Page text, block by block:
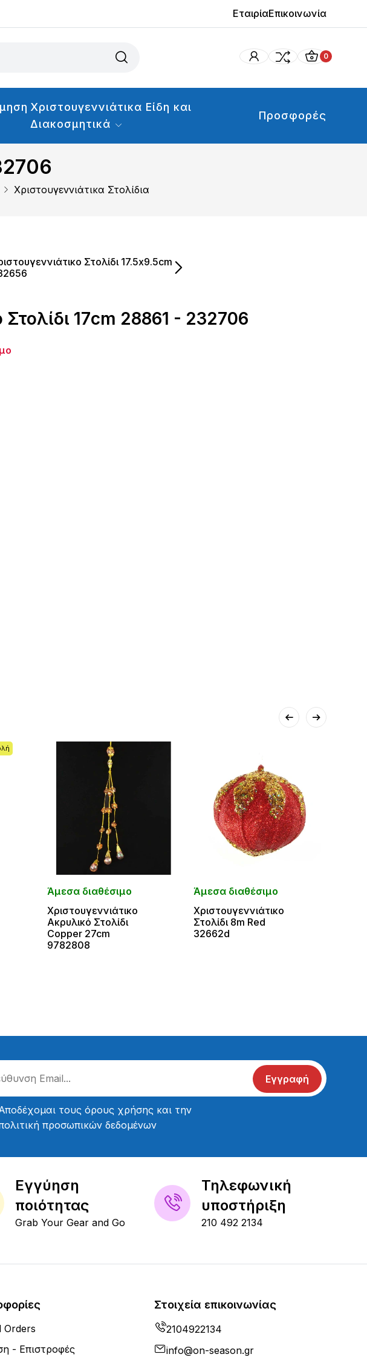
ΕταιρίαΕπικοινωνία
0
Χριστουγεννιάτικα Είδη και
Διακοσμητικά
Προσφορές
Χριστουγεννιάτικα Στολίδια
Στολίδι 17.5x9.5cm
Στολίδι 17cm 28861 - 232706
Άμεσα διαθέσιμο
Χριστουγεννιάτικο
Ακρυλικό Στολίδι
Copper 27cm
9782808
Άμεσα διαθέσιμο
Χριστουγεννιάτικο
Στολίδι 8m Red
32662d
Εγγραφή
τους όρους χρήσης και την
προσωπικών δεδομένων
Εγγύηση
ποιότητας
Grab Your Gear and Go
Τηλεφωνική
υποστήριξη
210 492 2134
Στοιχεία επικοινωνίας
2104922134
info@on-season.gr
Orders
- Επιστροφές